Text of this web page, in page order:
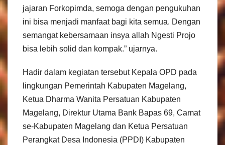
jajaran Forkopimda, semoga dengan pengukuhan
ini bisa menjadi manfaat bagi kita semua. Dengan
semangat kebersamaan insya allah Ngesti Projo
bisa lebih solid dan kompak.” ujarnya.
Hadir dalam kegiatan tersebut Kepala OPD pada
lingkungan Pemerintah Kabupaten Magelang,
Ketua Dharma Wanita Persatuan Kabupaten
Magelang, Direktur Utama Bank Bapas 69, Camat
se-Kabupaten Magelang dan Ketua Persatuan
Perangkat Desa Indonesia (PPDI) Kabupaten